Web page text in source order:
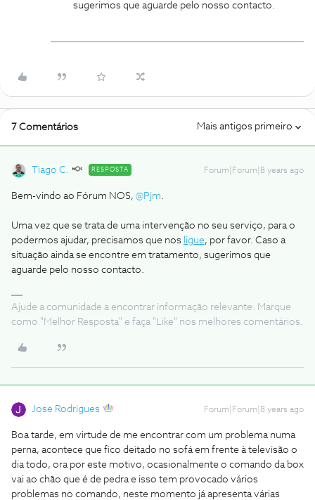
sugerimos que aguarde pelo nosso contacto.
7 Comentários Mais antigos primeiro
Tiago C. RESPOSTA Forum|Forum|8 years ago
Bem-vindo ao Fórum NOS, @Pjm.
Uma vez que se trata de uma intervenção no seu serviço, para o
podermos ajudar, precisamos que nos ligue, por favor. Caso a
situação ainda se encontre em tratamento, sugerimos que
aguarde pelo nosso contacto.
Ajude a comunidade a encontrar informação relevante. Marque
como "Melhor Resposta" e faça "Like" nos melhores comentários.
Jose Rodrigues Forum|Forum|8 years ago
Boa tarde, em virtude de me encontrar com um problema numa
perna, acontece que fico deitado no sofá em frente à televisão o
dia todo, ora por este motivo, ocasionalmente o comando da box
vai ao chão que é de pedra e isso tem provocado vários
problemas no comando, neste momento já apresenta várias